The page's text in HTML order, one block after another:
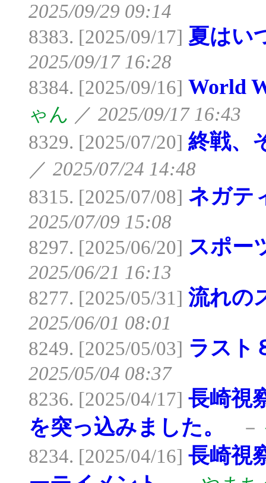
2025/09/29 09:14
8383. [2025/09/17] 夏はい
2025/09/17 16:28
8384. [2025/09/16] World
ゃん ／ 2025/09/17 16:43
8329. [2025/07/20] 終戦、
／ 2025/07/24 14:48
8315. [2025/07/08] ネガテ
2025/07/09 15:08
8297. [2025/06/20] スポー
2025/06/21 16:13
8277. [2025/05/31] 流れの
2025/06/01 08:01
8249. [2025/05/03] ラスト
2025/05/04 08:37
8236. [2025/04/17] 長崎視
を突っ込みました。
－
8234. [2025/04/16] 長崎視